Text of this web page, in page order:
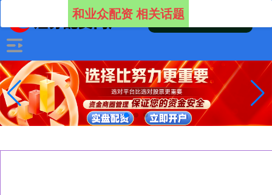
和业众配资 相关话题